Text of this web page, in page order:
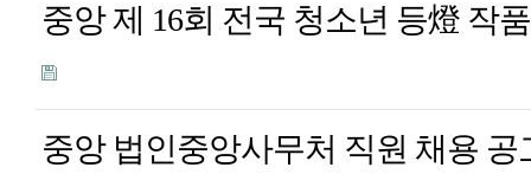
중앙제 16회 전국 청소년 등燈 작
중앙 법인중앙사무처 직원 채용